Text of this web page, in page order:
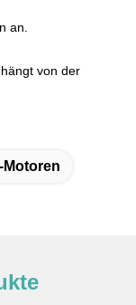
an.
von der
Motoren